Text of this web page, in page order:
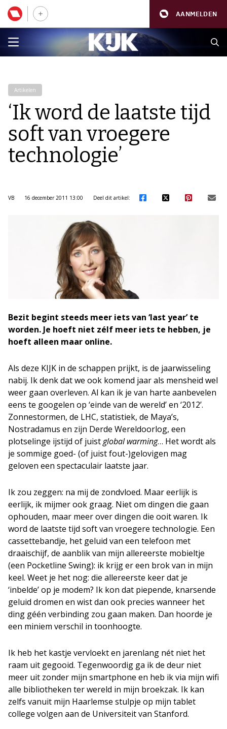
AANMELDEN
Artikelen
‘Ik word de laatste tijd
soft van vroegere
technologie’
VB 16 december 2011 13:00 Deel dit artikel:
Bezit begint steeds meer iets van ‘last year’ te
worden. Je hoeft niet zélf meer iets te hebben, je
hoeft alleen maar online.
Als deze KIJK in de schappen prijkt, is de jaarwisseling
nabij. Ik denk dat we ook komend jaar als mensheid wel
weer gaan overleven. Al kan ik je van harte aanbevelen
eens te googelen op ‘einde van de wereld’ en ‘2012’.
Zonnestormen, de LHC, statistiek, de Maya’s,
Nostradamus en zijn Derde Wereldoorlog, een
plotselinge ijstijd of juistglobal warming… Het wordt als
je sommige goed- (of juist fout-)gelovigen mag
geloven een spectaculair laatste jaar.
Ik zou zeggen: na mij de zondvloed. Maar eerlijk is
eerlijk, ik mijmer ook graag. Niet om dingen die gaan
ophouden, maar meer over dingen die ooit waren. Ik
word de laatste tijd soft van vroegere technologie. Een
cassettebandje, het geluid van een telefoon met
draaischijf, de aanblik van mijn allereerste mobieltje
(een Pocketline Swing): ik krijg er een brok van in mijn
keel. Weet je het nog: die allereerste keer dat je
‘inbelde’ op je modem? Ik kon dat piepende, knarsende
geluid dromen en wist dan ook precies wanneer het
ding géén verbinding zou gaan maken. Dan hoorde je
een miniem verschil in toonhoogte.
Ik heb het kastje vervloekt en jarenlang nét niet het
raam uit gegooid. Tegenwoordig ga ik de deur niet
meer uit zonder mijn smartphone en heb ik via mijn wifi
alle bibliotheken ter wereld in mijn broekzak. Ik kan
zelfs vanuit mijn Haarlemse stulpje op mijn tablet
college volgen aan de Universiteit van Stanford.